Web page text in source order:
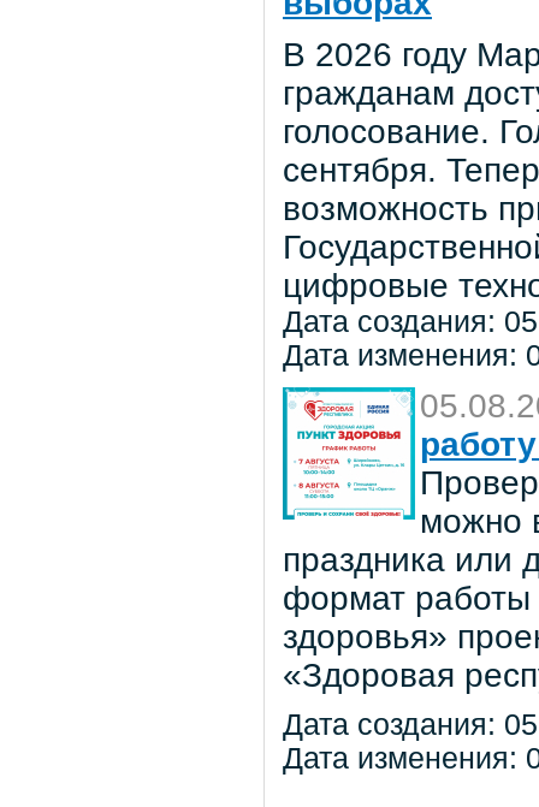
В 2026 году
гражданам
голосование.
сентября.
возможность
цифровые
Дата создания:
Дата изменения:
можно
праздника или
формат работы
здоровья»
«Здоровая
Дата создания:
Дата изменения: